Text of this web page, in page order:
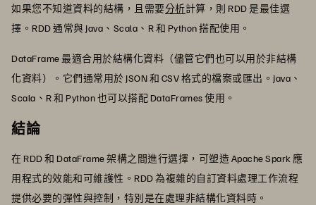
如果您不知道資料的結構，且需要分析計算，則 RDD 是最佳選
擇。RDD 通常與 Java、Scala、R 和 Python 搭配使用。
DataFrame 最適合用於結構化資料（儘管它們也可以用於非結構
化資料）。它們通常用於 JSON 和 CSV 格式的檔案或匯出。Java、
Scala、R 和 Python 也可以搭配 DataFrames 使用。
結論
在 RDD 和 DataFrame 架構之間進行選擇，可塑造 Apache Spark 應
用程式的效能和可維護性。RDD 為複雜的自訂資料處理工作流程
提供必要的彈性與控制，特別是在處理非結構化資料時。